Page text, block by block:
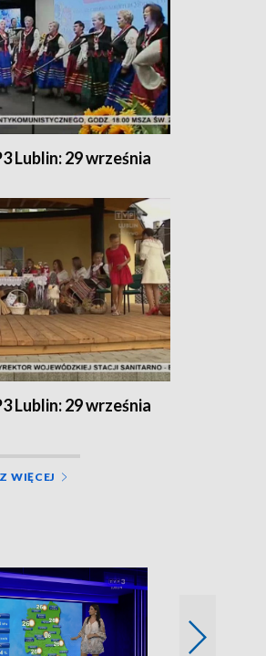
Lublin: 29 września
Lublin: 29 września
WIĘCEJ